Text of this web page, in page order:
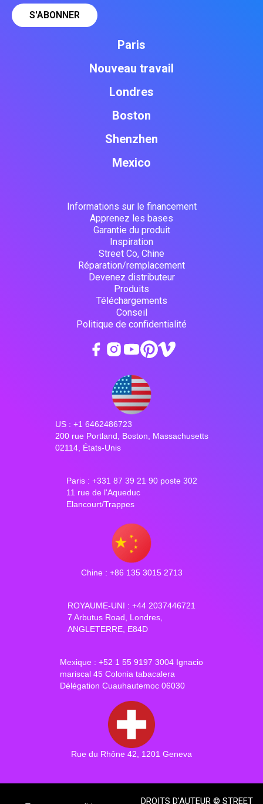
Paris
Nouveau travail
Londres
Boston
Shenzhen
Mexico
Informations sur le financement
Apprenez les bases
Garantie du produit
Inspiration
Street Co, Chine
Réparation/remplacement
Devenez distributeur
Produits
Téléchargements
Conseil
Politique de confidentialité
US : +1 6462486723
200 rue Portland, Boston, Massachusetts
02114, États-Unis
Paris : +331 87 39 21 90 poste 302
11 rue de l'Aqueduc
Elancourt/Trappes
Chine : +86 135 3015 2713
ROYAUME-UNI : +44 2037446721
7 Arbutus Road, Londres,
ANGLETERRE, E84D
Mexique : +52 1 55 9197 3004 Ignacio
mariscal 45 Colonia tabacalera
Délégation Cuauhautemoc 06030
Rue du Rhône 42, 1201 Geneva
DROITS D'AUTEUR © STREET